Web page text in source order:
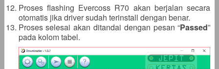
Proses flashing Evercoss R70 akan berjalan secara
otomatis jika driver sudah terinstall dengan benar.
Proses selesai akan ditandai dengan pesan “Passed”
pada kolom tabel.